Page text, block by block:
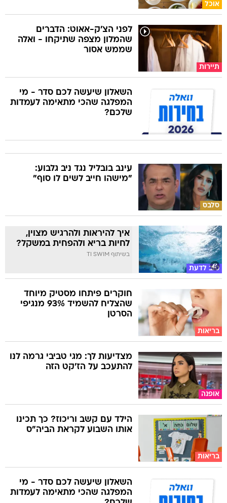
אוכל
תיירות
לפני הצ'ק-אאוט: הדברים
שהמלון מצפה שתיקחו - ואלה
שממש אסור
השאלון שיעשה לכם סדר - מי
המפלגה שהכי מתאימה לעמדות
שלכם?
סלבס
עינב בובליל נגד ניב גלבוע:
"מישהו חייב לשים לו סוף"
טוב לדעת
איך להיראות ולהרגיש מצוין,
לחיות בריא ולהפחית במשקל?
בשיתוף TI SWIM
בריאות
חוקרים פיתחו מסטיק מיוחד
שהצליח להשמיד 93% מנגיפי
הסרטן
אופנה
מצדיעות לך: מגי טביבי גרמה לנו
להתעכב על הז'קט הזה
בריאות
הילד עם קשב וריכוז? כך תכינו
אותו השבוע לקראת הביה"ס
השאלון שיעשה לכם סדר - מי
המפלגה שהכי מתאימה לעמדות